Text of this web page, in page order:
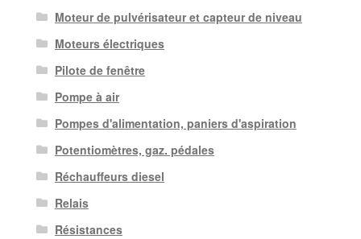
Moteur de pulvérisateur et capteur de niveau
Moteurs électriques
Pilote de fenêtre
Pompe à air
Pompes d'alimentation, paniers d'aspiration
Potentiomètres, gaz. pédales
Réchauffeurs diesel
Relais
Résistances